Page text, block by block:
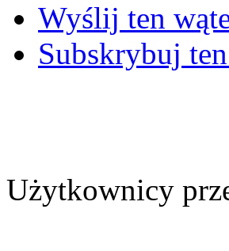
Wyślij ten
Subskrybuj
Użytkownicy